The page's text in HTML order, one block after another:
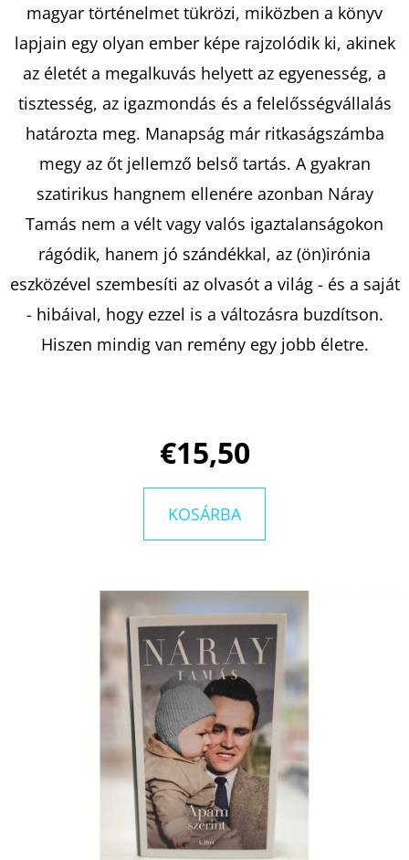
magyar történelmet tükrözi, miközben a könyv
lapjain egy olyan ember képe rajzolódik ki, akinek
az életét a megalkuvás helyett az egyenesség, a
tisztesség, az igazmondás és a felelősségvállalás
határozta meg. Manapság már ritkaságszámba
megy az őt jellemző belső tartás. A gyakran
szatirikus hangnem ellenére azonban Náray
Tamás nem a vélt vagy valós igaztalanságokon
rágódik, hanem jó szándékkal, az (ön)irónia
eszközével szembesíti az olvasót a világ - és a saját
- hibáival, hogy ezzel is a változásra buzdítson.
Hiszen mindig van remény egy jobb életre.
€15,50
KOSÁRBA